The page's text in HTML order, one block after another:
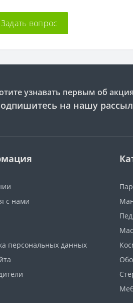
вопрос
узнавать первым об
на нашу
с нами
персональных данных